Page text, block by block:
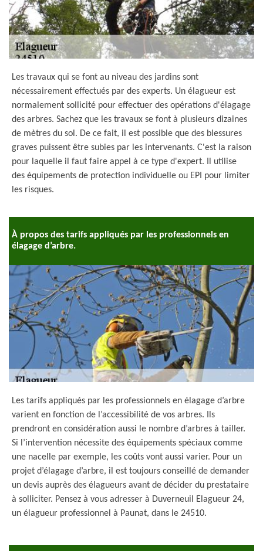
Les travaux qui se font au niveau des jardins sont
nécessairement effectués par des experts. Un élagueur est
normalement sollicité pour effectuer des opérations d'élagage
des arbres. Sachez que les travaux se font à plusieurs dizaines
de mètres du sol. De ce fait, il est possible que des blessures
graves puissent être subies par les intervenants. C'est la raison
pour laquelle il faut faire appel à ce type d'expert. Il utilise
des équipements de protection individuelle ou EPI pour limiter
les risques.
À propos des tarifs appliqués par les professionnels en
élagage d’arbre.
Les tarifs appliqués par les professionnels en élagage d’arbre
varient en fonction de l’accessibilité de vos arbres. Ils
prendront en considération aussi le nombre d’arbres à tailler.
Si l’intervention nécessite des équipements spéciaux comme
une nacelle par exemple, les coûts vont aussi varier. Pour un
projet d’élagage d’arbre, il est toujours conseillé de demander
un devis auprès des élagueurs avant de décider du prestataire
à solliciter. Pensez à vous adresser à Duverneuil Elagueur 24,
un élagueur professionnel à Paunat, dans le 24510.